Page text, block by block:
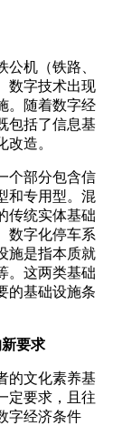
机（铁路、
数字技术出现
。随着数字经
包括了信息基
造。
部分包含信
和专用型。混
传统实体基础
数字化停车系
施是指本质就
。这两类基础
的基础设施条
要求
文化素养基
定要求，且往
字经济条件